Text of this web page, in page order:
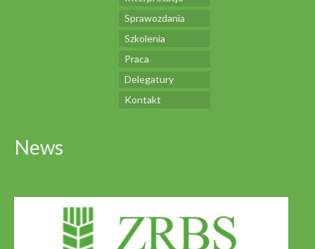
Sprawozdania
Szkolenia
Praca
Delegatury
Kontakt
News